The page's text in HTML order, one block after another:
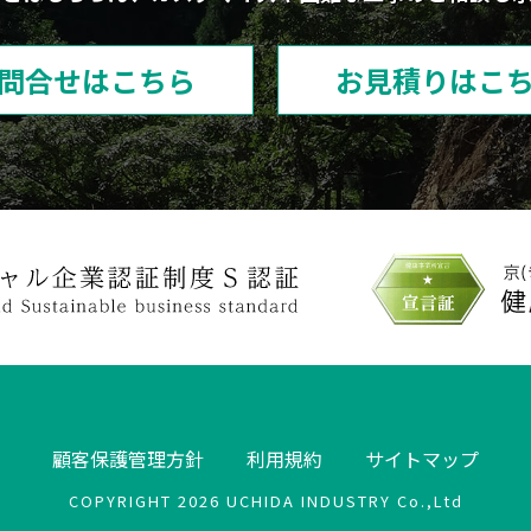
合せはこちら お見積りはこ
顧客保護管理方針 利用規約 サイトマップ
COPYRIGHT 2026 UCHIDA INDUSTRY Co.,Ltd